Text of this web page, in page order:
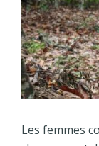
Les femmes